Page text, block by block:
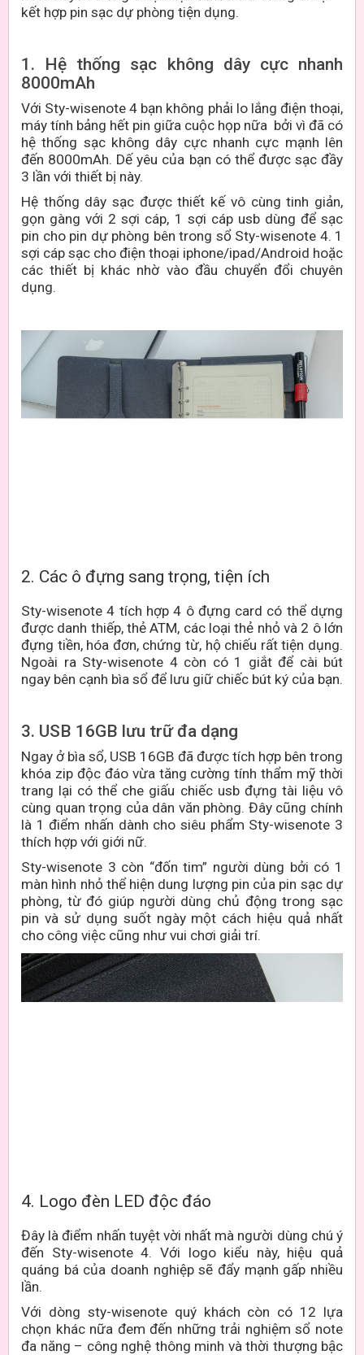
kết hợp pin sạc dự phòng tiện dụng.
1. Hệ thống sạc không dây cực nhanh
8000mAh
Với Sty-wisenote 4 bạn không phải lo lắng điện thoại,
máy tính bảng hết pin giữa cuộc họp nữa bởi vì đã có
hệ thống sạc không dây cực nhanh cực mạnh lên
đến 8000mAh. Dế yêu của bạn có thể được sạc đầy
3 lần với thiết bị này.
Hệ thống dây sạc được thiết kế vô cùng tinh giản,
gọn gàng với 2 sợi cáp, 1 sợi cáp usb dùng để sạc
pin cho pin dự phòng bên trong sổ Sty-wisenote 4. 1
sợi cáp sạc cho điện thoại iphone/ipad/Android hoặc
các thiết bị khác nhờ vào đầu chuyển đổi chuyên
dụng.
2. Các ô đựng sang trọng, tiện ích
Sty-wisenote 4 tích hợp 4 ô đựng card có thể dựng
được danh thiếp, thẻ ATM, các loại thẻ nhỏ và 2 ô lớn
đựng tiền, hóa đơn, chứng từ, hộ chiếu rất tiện dụng.
Ngoài ra Sty-wisenote 4 còn có 1 giắt để cài bút
ngay bên cạnh bìa sổ để lưu giữ chiếc bút ký của bạn.
3. USB 16GB lưu trữ đa dạng
Ngay ở bìa sổ, USB 16GB đã được tích hợp bên trong
khóa zip độc đáo vừa tăng cường tính thẩm mỹ thời
trang lại có thể che giấu chiếc usb đựng tài liệu vô
cùng quan trọng của dân văn phòng. Đây cũng chính
là 1 điểm nhấn dành cho siêu phẩm Sty-wisenote 3
thích hợp với giới nữ.
Sty-wisenote 3 còn “đốn tim” người dùng bởi có 1
màn hình nhỏ thể hiện dung lượng pin của pin sạc dự
phòng, từ đó giúp người dùng chủ động trong sạc
pin và sử dụng suốt ngày một cách hiệu quả nhất
cho công việc cũng như vui chơi giải trí.
4. Logo đèn LED độc đáo
Đây là điểm nhấn tuyệt vời nhất mà người dùng chú ý
đến Sty-wisenote 4. Với logo kiểu này, hiệu quả
quáng bá của doanh nghiệp sẽ đẩy mạnh gấp nhiều
lần.
Với dòng sty-wisenote quý khách còn có 12 lựa
chọn khác nữa đem đến những trải nghiệm sổ note
đa năng – công nghệ thông minh và thời thượng bậc